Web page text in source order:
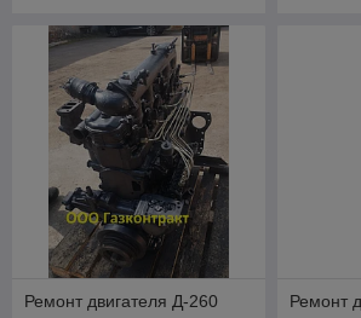
Ремонт двигателя Д-260
Ремонт